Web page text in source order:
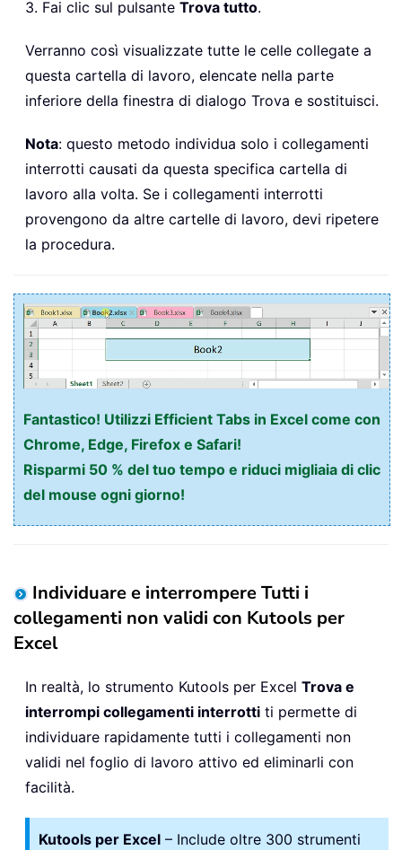
3. Fai clic sul pulsante Trova tutto.
Verranno così visualizzate tutte le celle collegate a
questa cartella di lavoro, elencate nella parte
inferiore della finestra di dialogo Trova e sostituisci.
Nota: questo metodo individua solo i collegamenti
interrotti causati da questa specifica cartella di
lavoro alla volta. Se i collegamenti interrotti
provengono da altre cartelle di lavoro, devi ripetere
la procedura.
Fantastico! Utilizzi Efficient Tabs in Excel come con
Chrome, Edge, Firefox e Safari!
Risparmi 50 % del tuo tempo e riduci migliaia di clic
del mouse ogni giorno!
Individuare e interrompere Tutti i
collegamenti non validi con Kutools per
Excel
In realtà, lo strumento Kutools per Excel Trova e
interrompi collegamenti interrotti ti permette di
individuare rapidamente tutti i collegamenti non
validi nel foglio di lavoro attivo ed eliminarli con
facilità.
Kutools per Excel – Include oltre 300 strumenti